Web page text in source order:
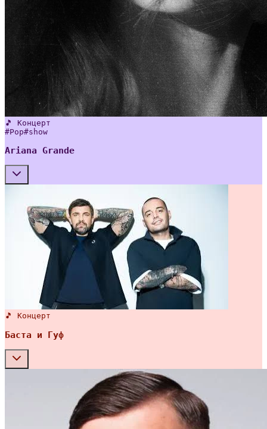
🎵 Концерт
#Pop#show
Ariana Grande
🎵 Концерт
Баста и Гуф